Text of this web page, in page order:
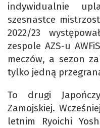
indywidualnie
szesnastce
2022/23
zespole AZS-u
meczów, a sezon
tylko jedną
To drugi
Zamojskiej.
letnim Ryoichi